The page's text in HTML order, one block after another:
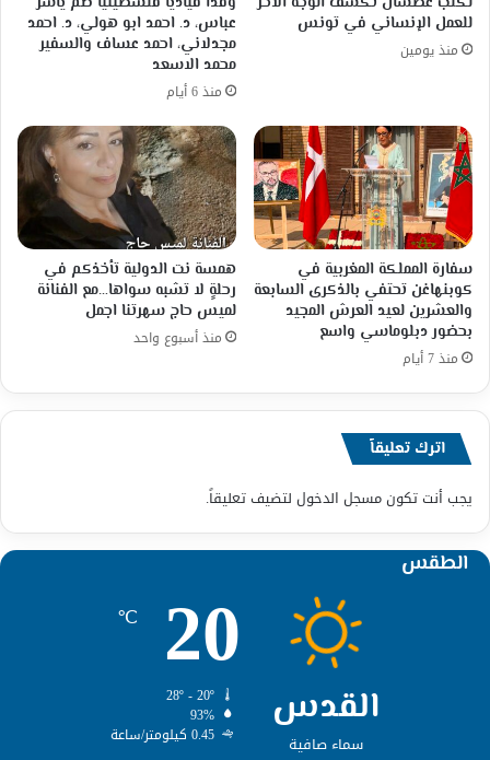
للعمل الإنساني في تونس
منذ يومين
عباس، د. احمد ابو هولي، د. احمد
مجدلاني، احمد عساف والسفير
محمد الاسعد
منذ 6 أيام
سفارة المملكة المغربية في
كوبنهاغن تحتفي بالذكرى السابعة
والعشرين لعيد العرش المجيد
بحضور دبلوماسي واسع
منذ 7 أيام
همسة نت الدولية تأخذكم في
رحلةٍ لا تشبه سواها…مع الفنانة
لميس حاج سهرتنا اجمل
منذ أسبوع واحد
اترك تعليقاً
يجب أنت تكونمسجل الدخول لتضيف تعليقاً.
الطقس
القدس
سماء صافية
20
℃
93%
0.45 كيلومتر/ساعة